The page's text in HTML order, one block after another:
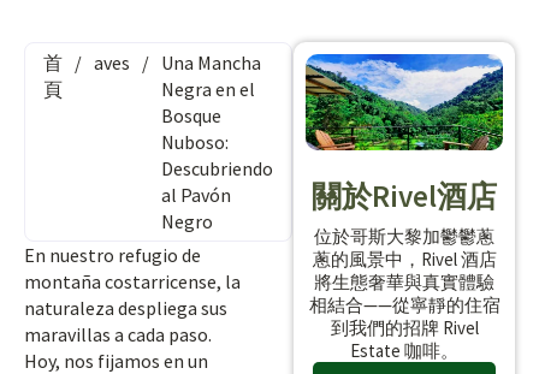
首
頁
/ aves / Una Mancha
Negra en el
Bosque
Nuboso:
Descubriendo
al Pavón
Negro
En nuestro refugio de
montaña costarricense, la
naturaleza despliega sus
maravillas a cada paso.
Hoy, nos fijamos en un
關於Rivel酒店
位於哥斯大黎加鬱鬱蔥
蔥的風景中，Rivel 酒店
將生態奢華與真實體驗
相結合——從寧靜的住宿
到我們的招牌 Rivel
Estate 咖啡。